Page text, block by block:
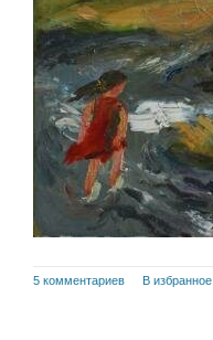
5 комментариев В избранное